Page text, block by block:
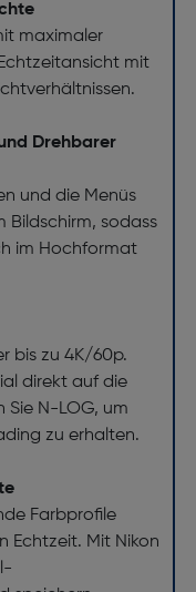
maximaler
mit
Drehbarer
und die Menüs
Bildschirm, sodass
im Hochformat
bis zu 4K/60p.
direkt auf die
Sie N-LOG, um
zu erhalten.
Farbprofile
Echtzeit. Mit Nikon